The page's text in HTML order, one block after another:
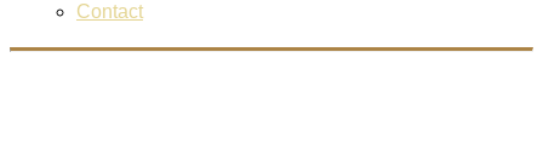
Contact